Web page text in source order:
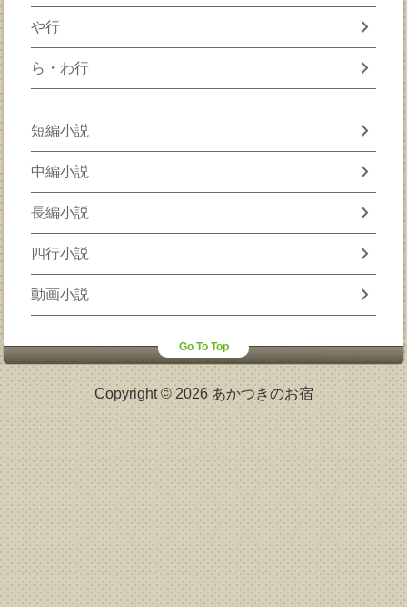
や行 chevron_right
ら・わ行 chevron_right
短編小説 chevron_right
中編小説 chevron_right
長編小説 chevron_right
四行小説 chevron_right
動画小説 chevron_right
Go To Top
Copyright © 2026 あかつきのお宿